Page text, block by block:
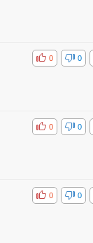
비공감 0
0
비공감 0
0
비공감 0
0